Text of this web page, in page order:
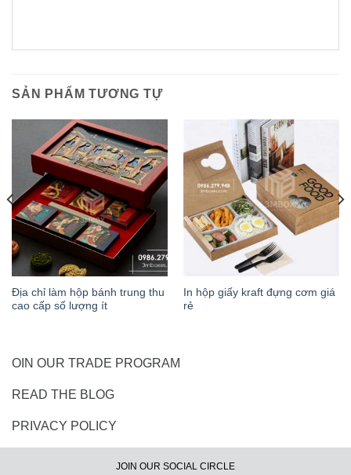
SẢN PHẨM TƯƠNG TỰ
Địa chỉ làm hộp bánh trung thu
cao cấp số lượng ít
In hộp giấy kraft đựng cơm giá
rẻ
OIN OUR TRADE PROGRAM
READ THE BLOG
PRIVACY POLICY
JOIN OUR SOCIAL CIRCLE